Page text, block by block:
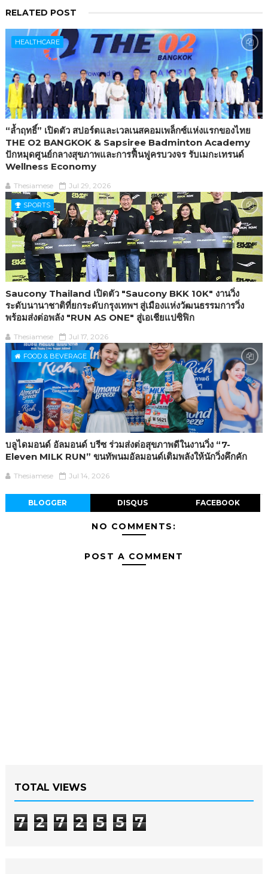
RELATED POST
HEALTHCARE
“ล้ำฤทธิ์” เปิดตัว สปอร์ตและเวลเนสคอมเพล็กซ์แห่งแรกของไทย
THE O2 BANGKOK & Sapsiree Badminton Academy
ปักหมุดศูนย์กลางสุขภาพและการฟื้นฟูครบวงจร รับเมกะเทรนด์
Wellness Economy
Thesiamese Jul 29, 2026
SPORTS
Saucony Thailand เปิดตัว "Saucony BKK 10K" งานวิ่ง
ระดับนานาชาติที่ยกระดับกรุงเทพฯ สู่เมืองแห่งวัฒนธรรมการวิ่ง
พร้อมส่งต่อพลัง "RUN AS ONE" สู่เอเชียแปซิฟิก
Thesiamese Jul 17, 2026
FOOD & BEVERAGE
บลูไดมอนด์ อัลมอนด์ บรีซ ร่วมส่งต่อสุขภาพดีในงานวิ่ง “7-
Eleven MILK RUN” ขนทัพนมอัลมอนด์เติมพลังให้นักวิ่งคึกคัก
Thesiamese Jul 14, 2026
BLOGGER DISQUS FACEBOOK
NO COMMENTS:
POST A COMMENT
TOTAL VIEWS
7 2 7 2 5 5 7